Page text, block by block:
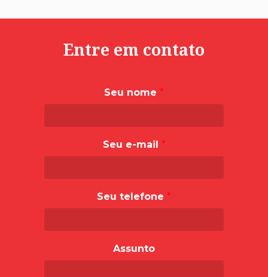
Entre em contato
Seu nome *
Seu e-mail *
Seu telefone *
Assunto